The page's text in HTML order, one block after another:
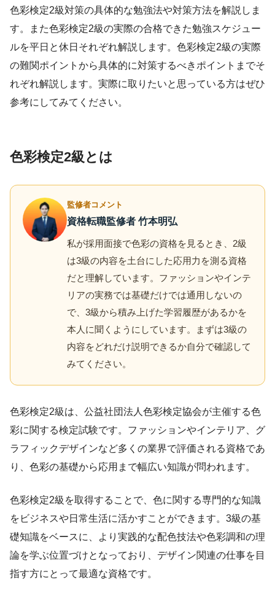
色彩検定2級対策の具体的な勉強法や対策方法を解説しま
す。また色彩検定2級の実際の合格できた勉強スケジュー
ルを平日と休日それぞれ解説します。色彩検定2級の実際
の難関ポイントから具体的に対策するべきポイントまでそ
れぞれ解説します。実際に取りたいと思っている方はぜひ
参考にしてみてください。
色彩検定2級とは
監修者コメント
資格転職監修者 竹本明弘
私が採用面接で色彩の資格を見るとき、2級
は3級の内容を土台にした応用力を測る資格
だと理解しています。ファッションやインテ
リアの実務では基礎だけでは通用しないの
で、3級から積み上げた学習履歴があるかを
本人に聞くようにしています。まずは3級の
内容をどれだけ説明できるか自分で確認して
みてください。
色彩検定2級は、公益社団法人色彩検定協会が主催する色
彩に関する検定試験です。ファッションやインテリア、グ
ラフィックデザインなど多くの業界で評価される資格であ
り、色彩の基礎から応用まで幅広い知識が問われます。
色彩検定2級を取得することで、色に関する専門的な知識
をビジネスや日常生活に活かすことができます。3級の基
礎知識をベースに、より実践的な配色技法や色彩調和の理
論を学ぶ位置づけとなっており、デザイン関連の仕事を目
指す方にとって最適な資格です。